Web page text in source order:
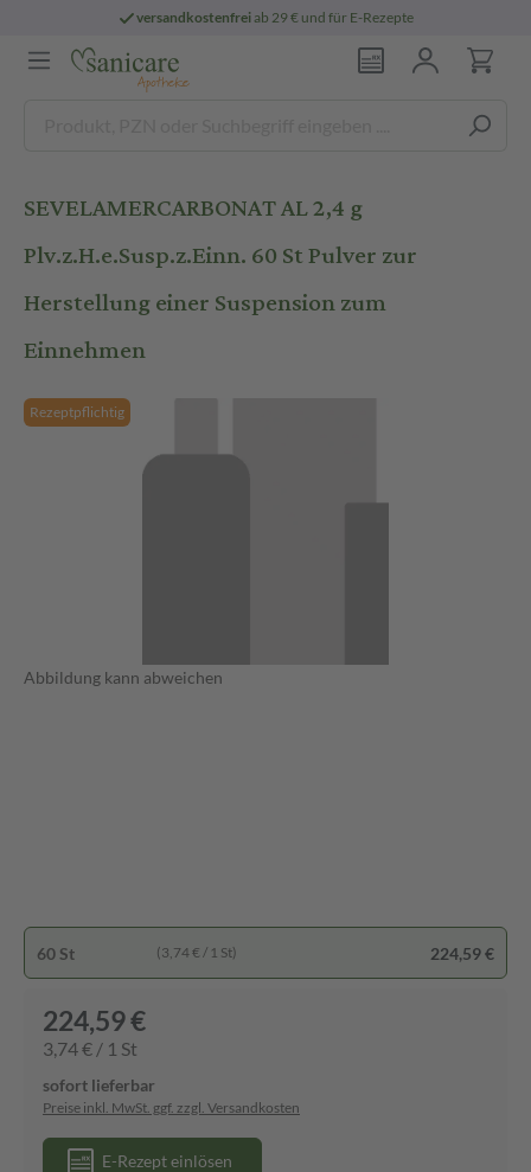
versandkostenfreiab 29 € und für E-Rezepte
SEVELAMERCARBONAT AL 2,4 g
Plv.z.H.e.Susp.z.Einn. 60 St Pulver zur
Herstellung einer Suspension zum
Einnehmen
Rezeptpflichtig
Abbildung kann abweichen
60 St (3,74 € / 1 St) 224,59 €
224,59 €
3,74 € / 1 St
sofort lieferbar
Preise inkl. MwSt. ggf. zzgl. Versandkosten
E-Rezept einlösen